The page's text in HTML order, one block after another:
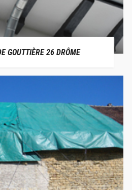
GOUTTIÈRE 26 DRÔME